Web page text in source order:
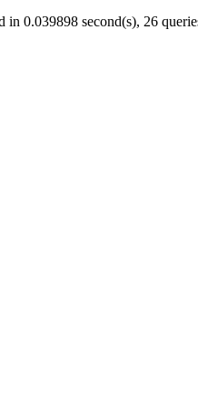
in 0.039898 second(s), 26